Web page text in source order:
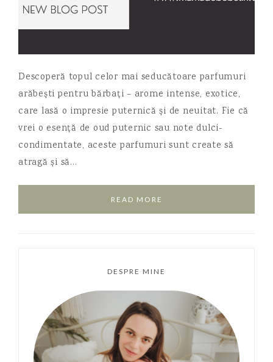
Descoperă topul celor mai seducătoare parfumuri
arăbești pentru bărbați – arome intense, exotice,
care lasă o impresie puternică și de neuitat. Fie că
vrei o esență de oud puternic sau note dulci-
condimentate, aceste parfumuri sunt create să
atragă și să…
READ MORE
DESPRE MINE